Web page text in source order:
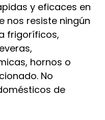
y eficaces en
nos resiste ningún
frigoríficos,
hornos o
No
de